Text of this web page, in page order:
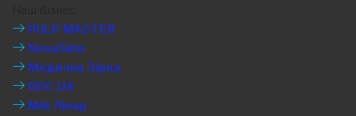
PULP MASTER
NovaSklo
Медична Зірка
DOC.UA
Мій Лікар